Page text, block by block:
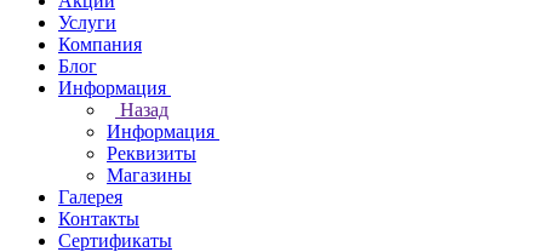
Услуги
Компания
Блог
Информация
Назад
Информация
Реквизиты
Магазины
Галерея
Контакты
Сертификаты